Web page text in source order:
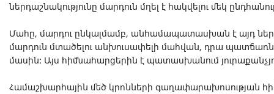
ներ­դաշ­նա­կու­թյու­նը մար­դուն մղել է հակ­վե­լու մեկ
Մա­հը, մար­դու ըն­կալ­մամբ, ան­հա­մա­պա­տաս­խան է այդ
մար­դուն մտա­ծե­լու ան­խու­սա­փե­լի մահ­վան, դրա
մա­սին: Այս հիմ­նա­հար­ցե­րին է պա­տաս­խա­նում
Հա­մաշ­խար­հա­յին մեծ կրոն­նե­րի գա­ղա­փա­րա­խո­սու­թյան